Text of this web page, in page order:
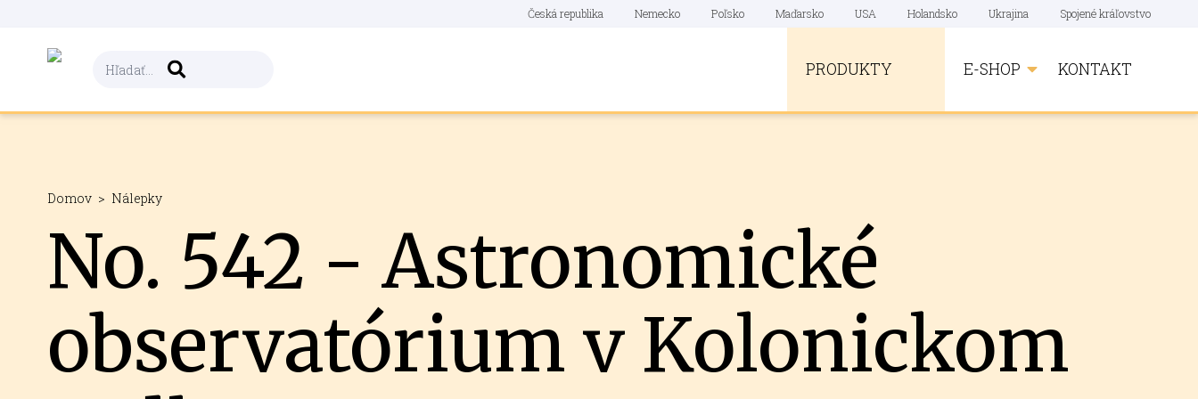
Česká republika Nemecko Poľsko Maďarsko USA Holandsko Ukrajina Spojené kráľovstvo
PRODUKTY E-SHOP KONTAKT
Domov > Nálepky
No. 542 - Astronomické
observatórium v Kolonickom